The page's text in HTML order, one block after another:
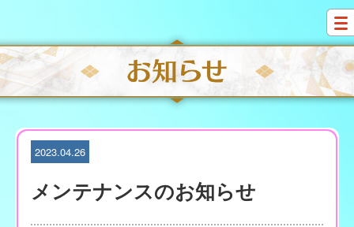
i
p
t
o
c
2023.04.26
メンテナンスのお知らせ